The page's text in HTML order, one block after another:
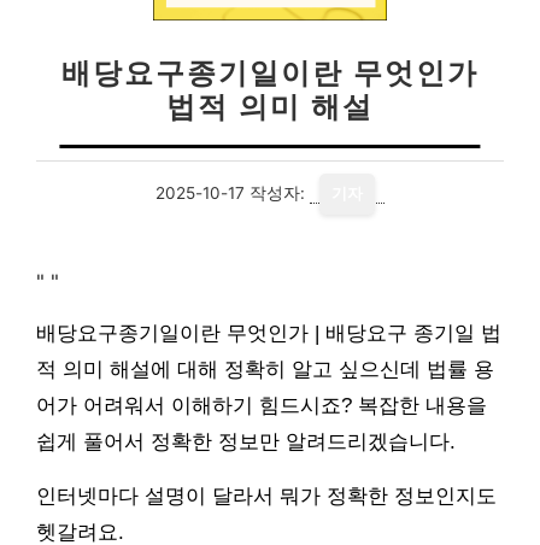
배당요구종기일이란 무엇인가
법적 의미 해설
2025-10-17 작성자:
" "
배당요구종기일이란 무엇인가 | 배당요구 종기일 법
적 의미 해설에 대해 정확히 알고 싶으신데 법률 용
어가 어려워서 이해하기 힘드시죠? 복잡한 내용을
쉽게 풀어서 정확한 정보만 알려드리겠습니다.
인터넷마다 설명이 달라서 뭐가 정확한 정보인지도
헷갈려요.